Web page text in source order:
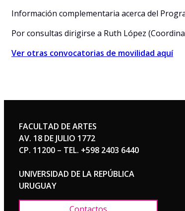
Información complementaria acerca del
Por consultas dirigirse a Ruth López
Ver otras convocatorias de movilidad aquí
FACULTAD DE ARTES
AV. 18 DE JULIO 1772
CP. 11200 – TEL. +598 2403 6440
UNIVERSIDAD DE LA REPÚBLICA
URUGUAY